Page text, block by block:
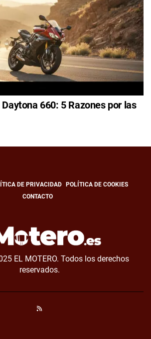
660: 5 Razones por las
DE PRIVACIDAD
POLÍTICA DE COOKIES
CONTACTO
EL MOTERO. Todos los derechos
reservados.